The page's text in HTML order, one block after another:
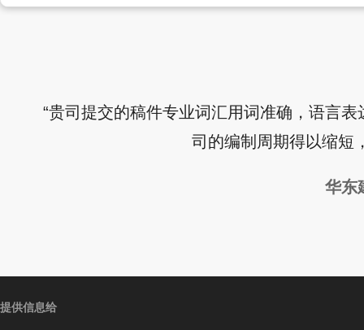
“贵司提交的稿件专业词汇用词准确，语言
司的编制周期得以缩短
华东
提供信息给